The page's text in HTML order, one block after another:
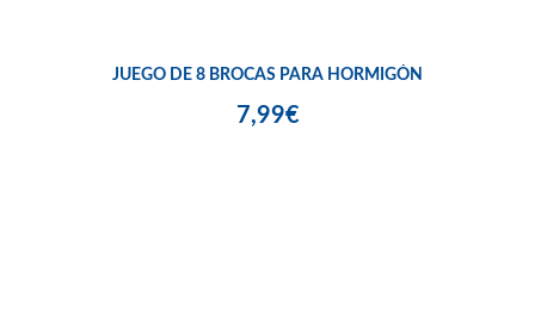
JUEGO DE 8 BROCAS PARA HORMIGÓN
7,99€